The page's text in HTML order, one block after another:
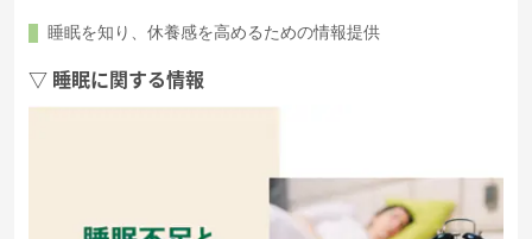
睡眠を知り、休養感を高めるための情報提供
▽ 睡眠に関する情報